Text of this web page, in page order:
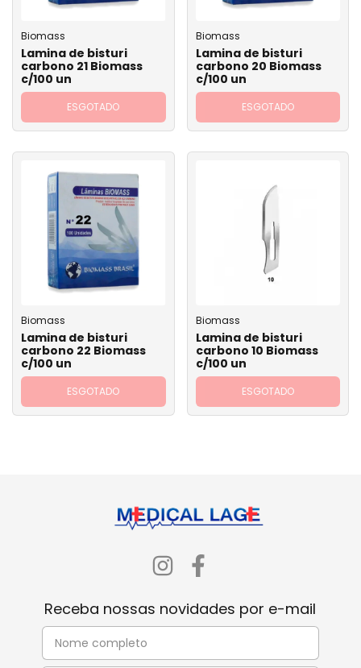
Biomass
Lamina de bisturi
carbono 21 Biomass
c/100 un
ESGOTADO
Biomass
Lamina de bisturi
carbono 20 Biomass
c/100 un
ESGOTADO
Biomass
Lamina de bisturi
carbono 22 Biomass
c/100 un
ESGOTADO
Biomass
Lamina de bisturi
carbono 10 Biomass
c/100 un
ESGOTADO
Receba nossas novidades por e-mail